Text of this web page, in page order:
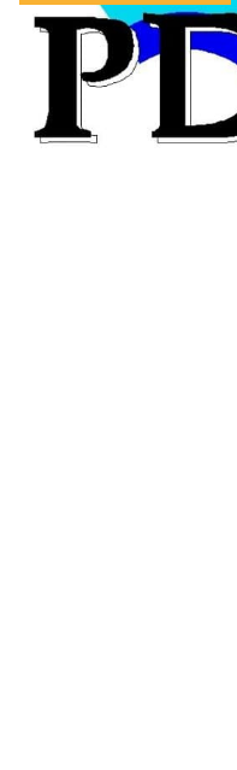
Hongrie : du
éducatives, aussi !
25 juin 2026
En Hongrie, le
Tisza "Respect et
contre le premier